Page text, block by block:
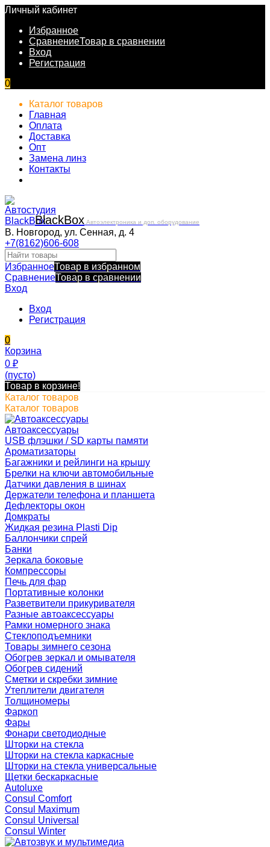
Личный кабинет
Избранное
СравнениеТовар в сравнении
Вход
Регистрация
0
Каталог товаров
Главная
Оплата
Доставка
Опт
Замена линз
Контакты
BlackBox Автоэлектроника и доп. оборудование
В. Новгород, ул. Сенная, д. 4
+7(8162)606-608
ИзбранноеТовар в избранном
СравнениеТовар в сравнении
Вход
Вход
Регистрация
0
Корзина
0 ₽
(пусто)
Товар в корзине!
Каталог товаров
Каталог товаров
Автоаксессуары
USB флэшки / SD карты памяти
Ароматизаторы
Багажники и рейлинги на крышу
Брелки на ключи автомобильные
Датчики давления в шинах
Держатели телефона и планшета
Дефлекторы окон
Домкраты
Жидкая резина Plasti Dip
Баллончики спрей
Банки
Зеркала боковые
Компрессоры
Печь для фар
Портативные колонки
Разветвители прикуривателя
Разные автоаксессуары
Рамки номерного знака
Стеклоподъемники
Товары зимнего сезона
Обогрев зеркал и омывателя
Обогрев сидений
Сметки и скребки зимние
Утеплители двигателя
Толщиномеры
Фаркоп
Фары
Фонари светодиодные
Шторки на стекла
Шторки на стекла каркасные
Шторки на стекла универсальные
Щетки бескаркасные
Autoluxe
Consul Comfort
Consul Maximum
Consul Universal
Consul Winter